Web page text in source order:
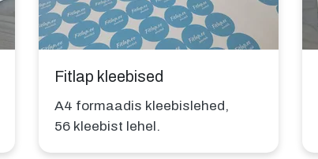
Fitlap kleebised
A4 formaadis kleebislehed,
56 kleebist lehel.